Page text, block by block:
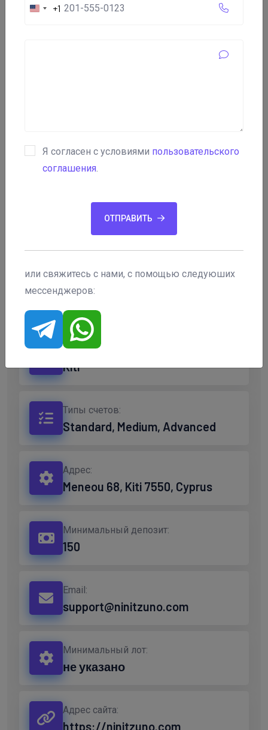
Год основания:
Регулятор:
Город:
Kiti
Типы счетов:
Standard, Medium, Advanced
Адрес:
Meneou 68, Kiti 7550, Cyprus
Минимальный депозит:
150
Email:
support@ninitzuno.com
Минимальный лот:
не указано
Адрес сайта:
https://ninitzuno.com
United
+1
Я согласен с условиями пользовательского
соглашения.
ОТПРАВИТЬ
или свяжитесь с нами, с помощью следуюших
мессенджеров: